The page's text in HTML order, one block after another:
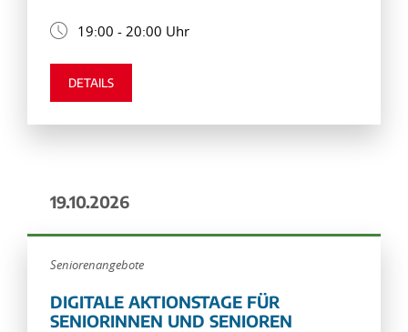
19:00 - 20:00 Uhr
DETAILS
19.10.2026
Seniorenangebote
DIGITALE AKTIONSTAGE FÜR
SENIORINNEN UND SENIOREN